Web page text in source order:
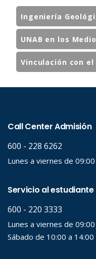
Ingeniería
UNAB en los
Vinculación con el